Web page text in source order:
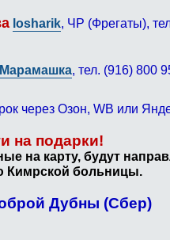
losharik, ЧР (Фрегаты),
Марамашка, тел. (916) 800
через Озон, WB или
на подарки!
на карту, будут
Кимрской больницы.
Дубны (Сбер)